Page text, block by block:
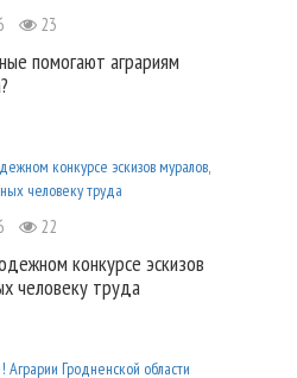
23
помогают аграриям
22
конкурсе эскизов
человеку труда